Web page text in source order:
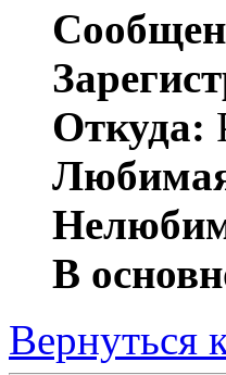
Откуда:
В
Вернуться